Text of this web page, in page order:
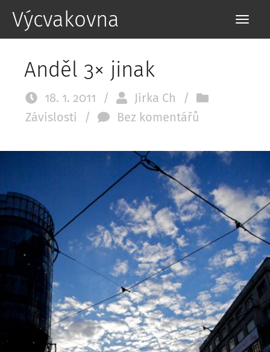
Výcvakovna
Anděl 3× jinak
18. 1. 2011 / Jirka Ch
/
Závislosti
/ Bez komentářů